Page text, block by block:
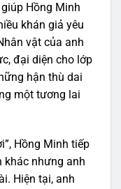
Hồng Minh
khán giả yêu
vật của anh
đại diện cho lớp
hận thù dai
một tương lai
Hồng Minh tiếp
khác nhưng anh
Hiện tại, anh